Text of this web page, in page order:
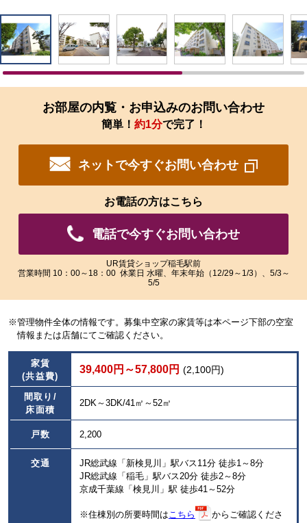
画
像
を
ク
リ
す
拡
大
さ
い
だ
ま
す。
画
を
ク
リ
拡
い
だ
ま
お部屋の内覧・お申込みのお問い合わせ
簡単！ 約1分で完了！
ネットで今すぐお問い合わせ
お電話の方はこちら
電話で今すぐお問い合わせ
UR賃貸ショップ稲毛駅前
営業時間 10：00～18：00 休業日 水曜、年末年始（12/29～1/3）、5/3～
5/5
※管理物件全体の情報です。募集中空家の家賃等は本ページ下部の空室
情報または店舗にてご確認ください。
家賃
(共益費)
39,400円～57,800円 (2,100円)
間取り/
床面積
2DK～3DK/41㎡～52㎡
戸数 2,200
交通
JR総武線「新検見川」駅バス11分 徒歩1～8分
JR総武線「稲毛」駅バス20分 徒歩2～8分
京成千葉線「検見川」駅 徒歩41～52分
※住棟別の所要時間は こちら
からご確認くださ